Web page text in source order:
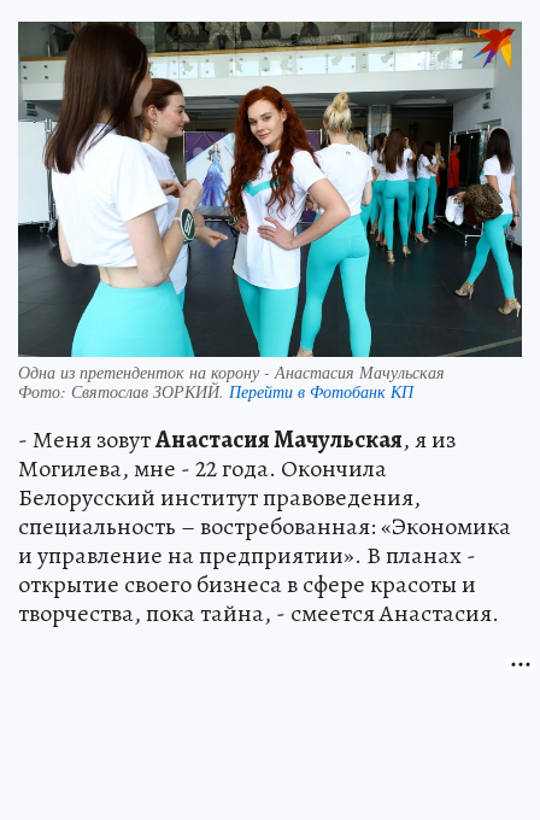
Одна из претенденток на корону - Анастасия Мачульская
Фото: Святослав ЗОРКИЙ. Перейти в Фотобанк КП
- Меня зовутАнастасия Мачульская, я из
Могилева, мне - 22 года. Окончила
Белорусский институт правоведения,
специальность – востребованная: «Экономика
и управление на предприятии». В планах -
открытие своего бизнеса в сфере красоты и
творчества, пока тайна, - смеется Анастасия.